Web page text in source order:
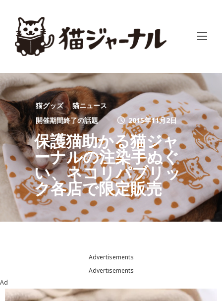
猫グッズ
猫ニュース
開催期間終了の話題
2015年11月2日
保護猫助かる猫ジャ
ーナルの注染手ぬぐ
い、ネコリパブリッ
ク各店で限定販売
Advertisements
Advertisements
Ad